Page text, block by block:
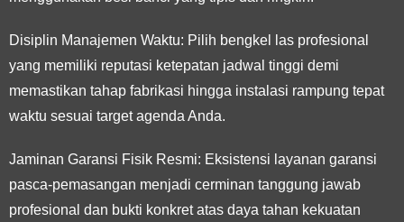
Disiplin Manajemen Waktu: Pilih bengkel las profesional
yang memiliki reputasi ketepatan jadwal tinggi demi
memastikan tahap fabrikasi hingga instalasi rampung tepat
waktu sesuai target agenda Anda.
Jaminan Garansi Fisik Resmi: Eksistensi layanan garansi
pasca-pemasangan menjadi cerminan tanggung jawab
profesional dan bukti konkret atas daya tahan kekuatan